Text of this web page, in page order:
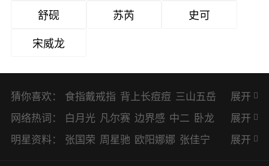
舒砚
苏芮
史可
宋威龙
猜你喜欢： 食指戴戒指 背上长痘痘 三山五岳
避暑胜地
展开
网络热词：
白月光 凡尔赛 边界感 中二 卧龙
凤雏 二次元 KPI EMO CP BUG
展开
明星资料：
张国荣 周星驰 欧阳娜娜 张佳宁
展开